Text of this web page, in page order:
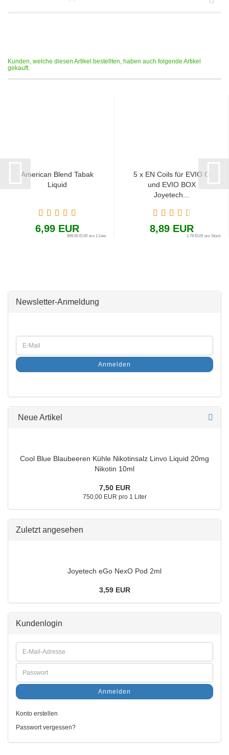
Kunden, welche diesen Artikel bestellten, haben auch folgende Artikel
gekauft:
American Blend Tabak
Liquid
6,99 EUR
699,00 EUR pro 1 Liter
5 x EN Coils für EVIO C
und EVIO BOX
Joyetech...
8,89 EUR
1,78 EUR pro Stück
Newsletter-Anmeldung
Anmelden
Neue Artikel
Cool Blue Blaubeeren Kühle Nikotinsalz Linvo Liquid 20mg
Nikotin 10ml
7,50 EUR
750,00 EUR pro 1 Liter
Zuletzt angesehen
Joyetech eGo NexO Pod 2ml
3,59 EUR
Kundenlogin
Anmelden
Konto erstellen
Passwort vergessen?